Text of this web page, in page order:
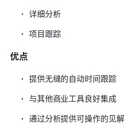
详细分析
项目跟踪
优点
提供无缝的自动时间跟踪
与其他商业工具良好集成
通过分析提供可操作的见解